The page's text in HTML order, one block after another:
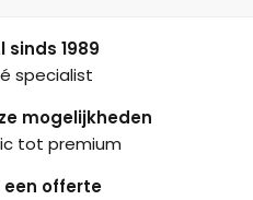
sinds 1989
specialist
mogelijkheden
tot premium
een offerte